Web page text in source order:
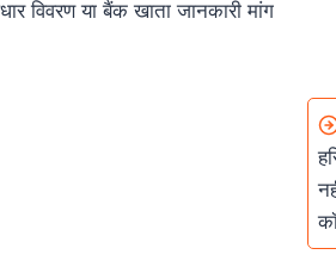
विवरण या बैंक खाता जानकारी मांग